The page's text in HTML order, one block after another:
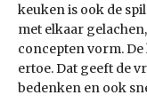
keuken is ook de
met elkaar
concepten vorm.
ertoe. Dat geeft de
bedenken en ook